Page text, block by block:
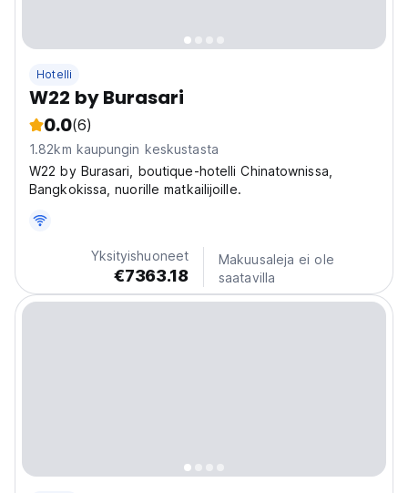
Hotelli
W22 by Burasari
0.0(6)
1.82km kaupungin keskustasta
W22 by Burasari, boutique-hotelli Chinatownissa,
Bangkokissa, nuorille matkailijoille.
Yksityishuoneet
€7363.18
Makuusaleja ei ole
saatavilla